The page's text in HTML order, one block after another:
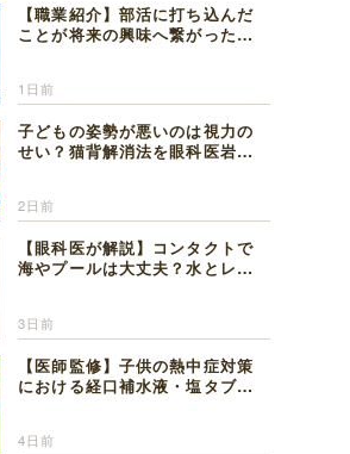
【職業紹介】部活に打ち込んだ
ことが将来の興味へ繋がった。
1日前
子どもの姿勢が悪いのは視力の
せい？猫背解消法を眼科医岩見
2日前
【眼科医が解説】コンタクトで
海やプールは大丈夫？水とレン
3日前
【医師監修】子供の熱中症対策
における経口補水液・塩タブレ
4日前